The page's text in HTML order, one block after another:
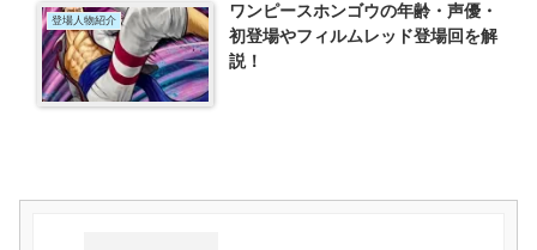
登場人物紹介
ワンピースホンゴウの年齢・声優・
初登場やフィルムレッド登場回を解
説！